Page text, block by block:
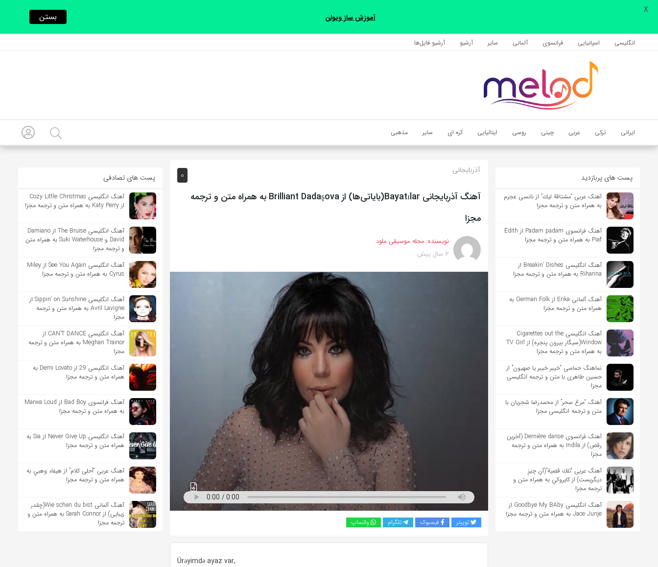
انگلیسی اسپانیایی فرانسوی آلمانی سایر آرشیو آرشیو فایل‌‎ها
ایرانی ترکی عربی چینی روسی ایتالیایی کره ای سایر مذهبی
اشتراک گذاری
با استفاده از روش‌های زیر می‌توانید این صفحه را با دوستان خود به
کپی لینک
پست های پربازدید
آهنگ عربی “مشتاقة لیك” از نانسی عجرم
به همراه متن و ترجمه مجزا
آهنگ فرانسوی Padam padam از Édith
Piaf به همراه متن و ترجمه مجزا
آهنگ انگلیسی Breakin’ Dishes از
Rihanna به همراه متن و ترجمه مجزا
آهنگ آلمانی Erika از German Folk به
همراه متن و ترجمه مجزا
آهنگ انگلیسی Cigarettes out the
Window(سیگار بیرون پنجره) از TV Girl
به همراه متن و ترجمه مجزا
نماهنگ حماسی “خیبر خیبر یا صهیون” از
حسین طاهری با متن و ترجمه انگلیسی
مجزا
آهنگ “مرغ سحر” از محمدرضا شجریان با
متن و ترجمه انگلیسی مجزا
آهنگ فرانسوی Dernière danse (آخرین
رقص) از Indila به همراه متن و ترجمه
مجزا
آهنگ عربی “تلك قضية”(آن چیزِ
دیگریست) از كايروكي به همراه متن و
ترجمه مجزا
آهنگ انگلیسی Goodbye My BAby از
Jace Junje به همراه متن و ترجمه مجزا
0 آذربایجانی
آهنگ آذربایجانی Bayatılar(بایاتی‌ها) از Brilliant Dadaşova به همراه متن و ترجمه
مجزا
نویسنده: مجله موسیقی ملود
2 سال پیش
توییتر فیسبوک تلگرام واتساپ
Ürəyimdə ayaz var,
پست های تصادفی
آهنگ انگلیسی Cozy Little Christmas
از Katy Perry به همراه متن و ترجمه مجزا
آهنگ انگلیسی The Bruise از Damiano
David و Suki Waterhouse به همراه متن
و ترجمه مجزا
آهنگ انگلیسی See You Again از Miley
Cyrus به همراه متن و ترجمه مجزا
آهنگ انگلیسی Sippin’ on Sunshine از
Avril Lavigne به همراه متن و ترجمه
مجزا
آهنگ انگلیسی CAN’T DANCE از
Meghan Trainor به همراه متن و ترجمه
مجزا
آهنگ انگلیسی 29 از Demi Lovato به
همراه متن و ترجمه مجزا
آهنگ فرانسوی Bad Boy از Marwa Loud
به همراه متن و ترجمه مجزا
آهنگ انگلیسی Never Give Up از Sia به
همراه متن و ترجمه مجزا
آهنگ عربی “أحلى كلام” از هيفاء وهبي به
همراه متن و ترجمه مجزا
آهنگ آلمانی Wie schön du bist(چقدر
زیبایی) از Sarah Connor به همراه متن و
ترجمه مجزا
آموزش ساز ویولن بستن
X